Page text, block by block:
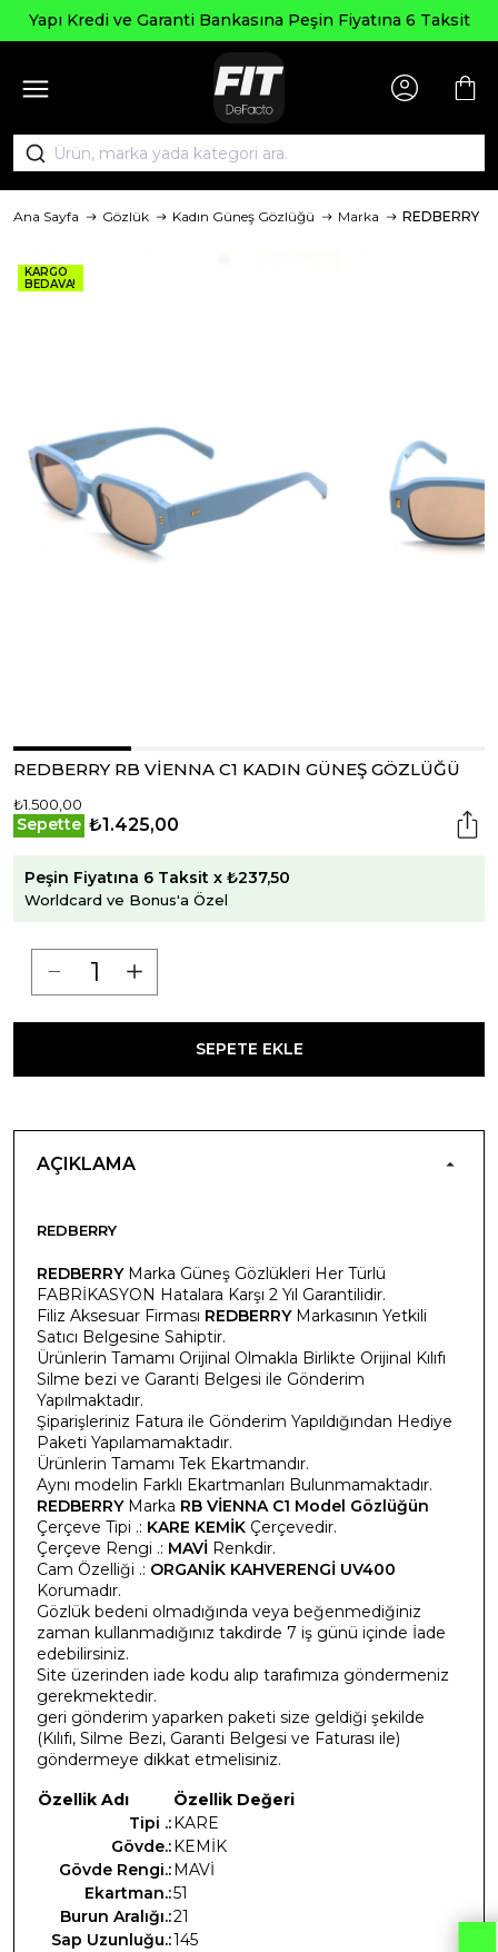
Yapı Kredi ve Garanti Bankasına Peşin Fiyatına 6 Taksit
Ana Sayfa Gözlük Kadın Güneş Gözlüğü Marka REDBERRY
KARGO
BEDAVA!
REDBERRY RB VİENNA C1 KADIN GÜNEŞ GÖZLÜĞÜ
₺1.500,00
Sepette ₺1.425,00
Peşin Fiyatına 6 Taksit x ₺237,50
Worldcard ve Bonus'a Özel
SEPETE EKLE
AÇIKLAMA
REDBERRY
REDBERRYMarka Güneş Gözlükleri Her Türlü
FABRİKASYON Hatalara Karşı 2 Yıl Garantilidir.
Filiz Aksesuar Firması REDBERRYMarkasının Yetkili
Satıcı Belgesine Sahiptir.
Ürünlerin Tamamı Orijinal Olmakla Birlikte Orijinal Kılıfı
Silme bezi ve Garanti Belgesi ile Gönderim
Yapılmaktadır.
Şiparişleriniz Fatura ile Gönderim Yapıldığından Hediye
Paketi Yapılamamaktadır.
Ürünlerin Tamamı Tek Ekartmandır.
Aynı modelin Farklı Ekartmanları Bulunmamaktadır.
REDBERRYMarka RB VİENNA C1 Model Gözlüğün
Çerçeve Tipi .: KARE KEMİK Çerçevedir.
Çerçeve Rengi .: MAVİ Renkdir.
Cam Özelliği .: ORGANİK KAHVERENGİ UV400
Korumadır.
Gözlük bedeni olmadığında veya beğenmediğiniz
zaman kullanmadığınız takdirde 7 iş günü içinde İade
edebilirsiniz.
Site üzerinden iade kodu alıp tarafımıza göndermeniz
gerekmektedir.
geri gönderim yaparken paketi size geldiği şekilde
(Kılıfı, Silme Bezi, Garanti Belgesi ve Faturası ile)
göndermeye dikkat etmelisiniz.
Özellik Adı
Özellik Değeri
Tipi .:KARE
Gövde.:KEMİK
Gövde Rengi.:MAVİ
Ekartman.:51
Burun Aralığı.:21
Sap Uzunluğu.:145